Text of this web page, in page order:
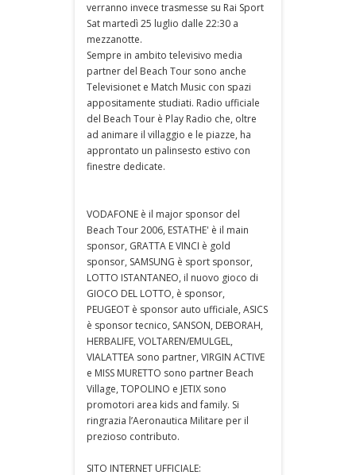
verranno invece trasmesse su Rai Sport
Sat martedì 25 luglio dalle 22:30 a
mezzanotte.
Sempre in ambito televisivo media
partner del Beach Tour sono anche
Televisionet e Match Music con spazi
appositamente studiati. Radio ufficiale
del Beach Tour è Play Radio che, oltre
ad animare il villaggio e le piazze, ha
approntato un palinsesto estivo con
finestre dedicate.
VODAFONE è il major sponsor del
Beach Tour 2006, ESTATHE' è il main
sponsor, GRATTA E VINCI è gold
sponsor, SAMSUNG è sport sponsor,
LOTTO ISTANTANEO, il nuovo gioco di
GIOCO DEL LOTTO, è sponsor,
PEUGEOT è sponsor auto ufficiale, ASICS
è sponsor tecnico, SANSON, DEBORAH,
HERBALIFE, VOLTAREN/EMULGEL,
VIALATTEA sono partner, VIRGIN ACTIVE
e MISS MURETTO sono partner Beach
Village, TOPOLINO e JETIX sono
promotori area kids and family. Si
ringrazia l’Aeronautica Militare per il
prezioso contributo.
SITO INTERNET UFFICIALE: